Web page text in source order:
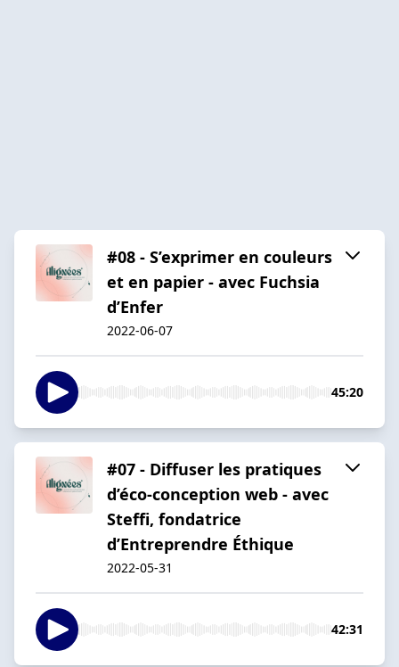
#08 - S’exprimer en couleurs
et en papier - avec Fuchsia
d’Enfer
2022-06-07
45:20
#07 - Diffuser les pratiques
d’éco-conception web - avec
Steffi, fondatrice
d’Entreprendre Éthique
2022-05-31
42:31